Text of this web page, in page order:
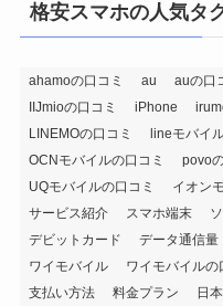
格安スマホの人気タ
ahamoの口コミ au auの口
IIJmioの口コミ
iPhone
LINEMOの口コミ
lineモバイ
OCNモバイルの口コミ
povo
UQモバイルの口コミ
イオン
サービス紹介
スマホ端末
デビットカード
データ通信量
ワイモバイル
ワイモバイルの
支払い方法
料金プラン 日